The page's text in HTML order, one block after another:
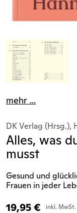
mehr ...
DK Verlag (Hrsg.),
Alles, was
musst
Gesund und
Frauen in jeder
19,95€ inkl. MwSt.